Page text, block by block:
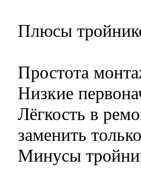
Плюсы
Простота
Низкие
Лёгкость в
заменить
Минусы